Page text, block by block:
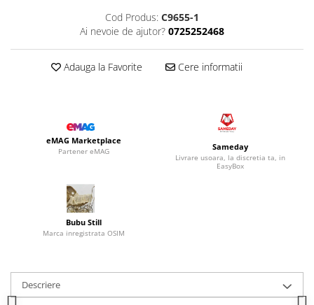
Cod Produs: C9655-1
Ai nevoie de ajutor? 0725252468
Adauga la Favorite Cere informatii
eMAG Marketplace
Partener eMAG Sameday
Livrare usoara, la discretia ta, in
EasyBox
Bubu Still
Marca inregistrata OSIM
Descriere